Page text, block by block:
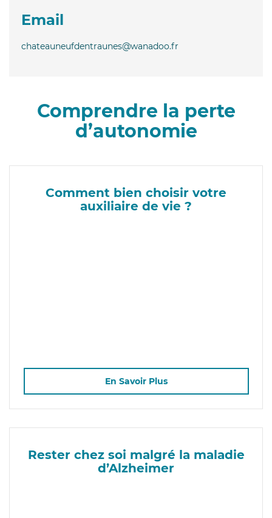
Email
chateauneufdentraunes@wanadoo.fr
Comprendre la perte
d’autonomie
Comment bien choisir votre
auxiliaire de vie ?
En Savoir Plus
Rester chez soi malgré la maladie
d’Alzheimer